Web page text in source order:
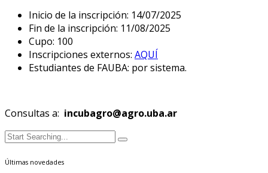
Inicio de la inscripción: 14/07/2025
Fin de la inscripción: 11/08/2025
Cupo: 100
Inscripciones externos: AQUÍ
Estudiantes de FAUBA: por sistema.
Consultas a: incubagro@agro.uba.ar
Últimas novedades